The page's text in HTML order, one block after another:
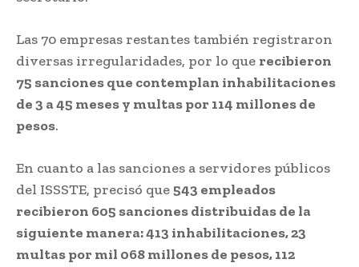
Las 70 empresas restantes también registraron
diversas irregularidades, por lo que recibieron
75 sanciones que contemplan inhabilitaciones
de 3 a 45 meses y multas por 114 millones de
pesos.
En cuanto a las sanciones a servidores públicos
del ISSSTE, precisó que543 empleados
recibieron 605 sanciones distribuidas de la
siguiente manera: 413 inhabilitaciones, 23
multas por mil 068 millones de pesos, 112